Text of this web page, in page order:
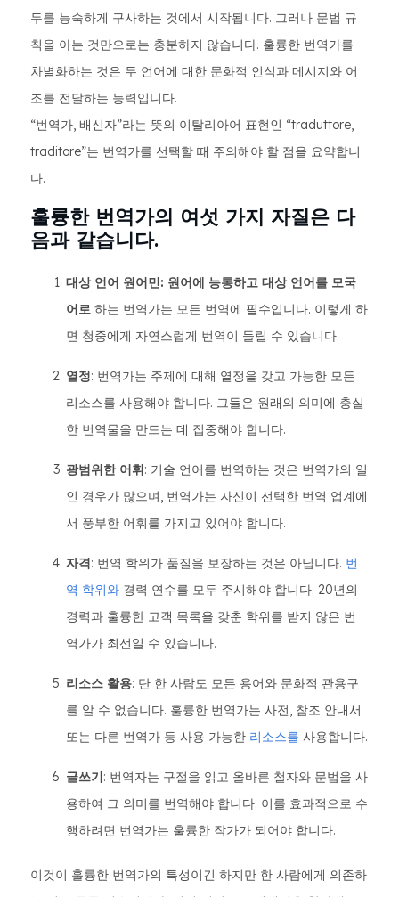
두를 능숙하게 구사하는 것에서 시작됩니다. 그러나 문법 규
칙을 아는 것만으로는 충분하지 않습니다. 훌륭한 번역가를
차별화하는 것은 두 언어에 대한 문화적 인식과 메시지와 어
조를 전달하는 능력입니다.
“번역가, 배신자”라는 뜻의 이탈리아어 표현인 “traduttore,
traditore”는 번역가를 선택할 때 주의해야 할 점을 요약합니
다.
훌륭한 번역가의 여섯 가지 자질은 다
음과 같습니다.
대상 언어 원어민: 원어에 능통하고 대상 언어를 모국
어로 하는 번역가는 모든 번역에 필수입니다. 이렇게 하
면 청중에게 자연스럽게 번역이 들릴 수 있습니다.
열정: 번역가는 주제에 대해 열정을 갖고 가능한 모든
리소스를 사용해야 합니다. 그들은 원래의 의미에 충실
한 번역물을 만드는 데 집중해야 합니다.
광범위한 어휘: 기술 언어를 번역하는 것은 번역가의 일
인 경우가 많으며, 번역가는 자신이 선택한 번역 업계에
서 풍부한 어휘를 가지고 있어야 합니다.
자격: 번역 학위가 품질을 보장하는 것은 아닙니다. 번
역 학위와 경력 연수를 모두 주시해야 합니다. 20년의
경력과 훌륭한 고객 목록을 갖춘 학위를 받지 않은 번
역가가 최선일 수 있습니다.
리소스 활용: 단 한 사람도 모든 용어와 문화적 관용구
를 알 수 없습니다. 훌륭한 번역가는 사전, 참조 안내서
또는 다른 번역가 등 사용 가능한 리소스를 사용합니다.
글쓰기: 번역자는 구절을 읽고 올바른 철자와 문법을 사
용하여 그 의미를 번역해야 합니다. 이를 효과적으로 수
행하려면 번역가는 훌륭한 작가가 되어야 합니다.
이것이 훌륭한 번역가의 특성이긴 하지만 한 사람에게 의존하